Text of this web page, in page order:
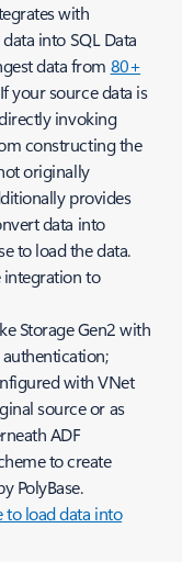
with
into SQL Data
data from 80+
your source data is
invoking
constructing the
originally
provides
data into
to load the data.
integration to
Storage Gen2 with
with VNet
source or as
ADF
to create
PolyBase.
to load data into